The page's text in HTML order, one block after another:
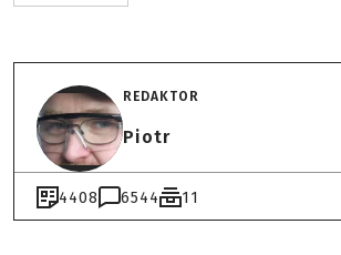
REDAKTOR
Piotr
4408 6544 11